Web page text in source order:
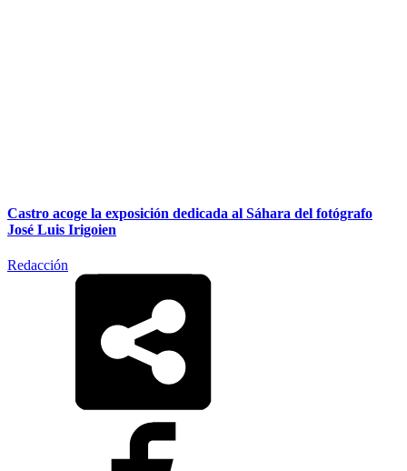
Castro acoge la exposición dedicada al Sáhara del fotógrafo
José Luis Irigoien
Redacción